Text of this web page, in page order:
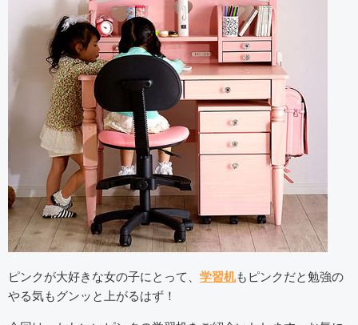
ピンクが大好きな女の子にとって、 学習机もピンクだと勉強の
やる気もグンッと上がるはず！